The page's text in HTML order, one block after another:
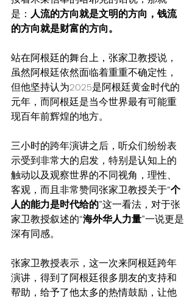
是： 人流的方向就是文明的方向，钱流
的方向就是财富的方向。
站在阿根廷的舞台上，张家卫教授说，
虽然阿根廷依然面临着重重不确定性，
但他坚持认为2025是阿根廷黄金时代的
元年，而阿根廷是当今世界最有可能重
现百年前辉煌的地方。
三小时的跨年演讲之后，听众们纷纷表
示受到非常大的启发，特别是认知上的
触动以及观察世界的不同视角，理性、
客观，而且非常赞同张家卫教授关于“个
人的能力是时代给的”这一看法，对于张
家卫教授叙述的“海外华人力量”一说更是
深有同感。
张家卫教授表示，这一次来阿根廷跨年
演讲，得到了阿根廷很多朋友的支持和
帮助，给予了他太多的热情鼓励，让他